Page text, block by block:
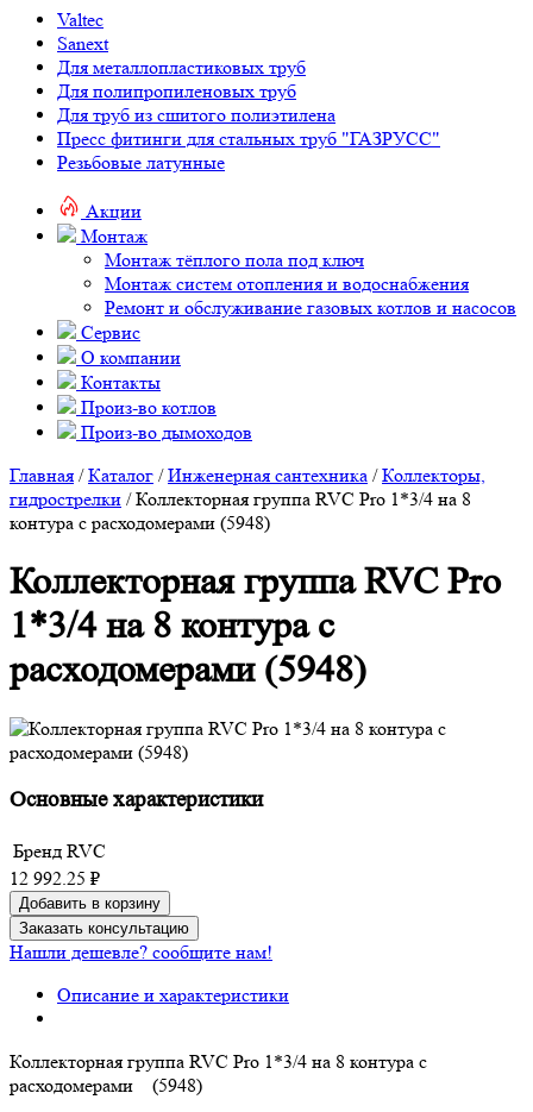
Valtec
Sanext
Для металлопластиковых труб
Для полипропиленовых труб
Для труб из сшитого полиэтилена
Пресс фитинги для стальных труб "ГАЗРУСС"
Резьбовые латунные
Акции
Монтаж
Монтаж тёплого пола под ключ
Монтаж систем отопления и водоснабжения
Ремонт и обслуживание газовых котлов и насосов
Сервис
О компании
Контакты
Произ-во котлов
Произ-во дымоходов
Главная /Каталог /Инженерная сантехника /Коллекторы,
гидрострелки / Коллекторная группа RVC Pro 1*3/4 на 8
контура с расходомерами (5948)
Коллекторная группа RVC Pro
1*3/4 на 8 контура с
расходомерами (5948)
Основные характеристики
Бренд RVC
12 992.25 ₽
Добавить в корзину
Заказать консультацию
Нашли дешевле? сообщите нам!
Описание и характеристики
Коллекторная группа RVC Pro 1*3/4 на 8 контура с
расходомерами (5948)